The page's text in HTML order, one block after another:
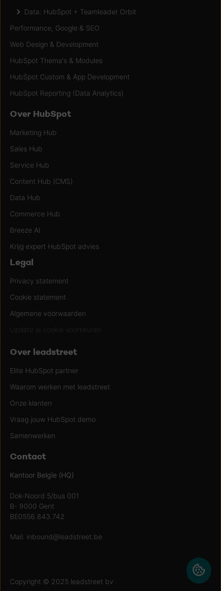
Data: HubSpot + Teamleader Orbit
Performance, Google & SEO
Web Design & Development
HubSpot Thema's & Modules
HubSpot Custom & App Development
HubSpot Reporting (Data Analytics)
Over HubSpot
Marketing Hub
Sales Hub
Service Hub
Content Hub (CMS)
Data Hub
Commerce Hub
Breeze AI
Krijg expert HubSpot advies
Legal
Privacy statement
Cookie statement
Algemene voorwaarden
Update je cookie voorkeuren
Over leadstreet
Elite HubSpot partner
Waarom werken met leadstreet
Onze klanten
Vraag jouw HubSpot demo
Samenwerken
Contact
Kantoor Belgïe (HQ)
Dok-Noord 5/bus 001
B- 9000 Gent
BE0556.843.742
Mail: inbound@leadstreet.be
Copyright © 2025 leadstreet bv